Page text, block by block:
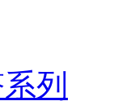
列